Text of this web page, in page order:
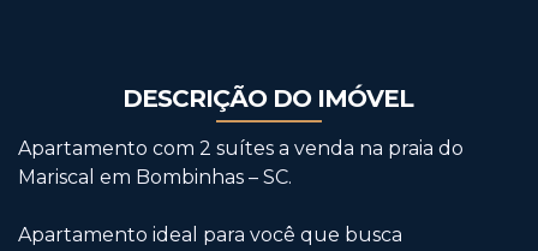
DESCRIÇÃO DO IMÓVEL
Apartamento com 2 suítes a venda na praia do
Mariscal em Bombinhas – SC.
Apartamento ideal para você que busca